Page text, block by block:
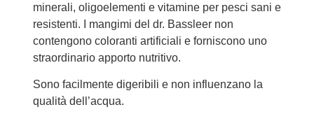
minerali, oligoelementi e vitamine per pesci sani e
resistenti. I mangimi del dr. Bassleer non
contengono coloranti artificiali e forniscono uno
straordinario apporto nutritivo.
Sono facilmente digeribili e non influenzano la
qualità dell’acqua.